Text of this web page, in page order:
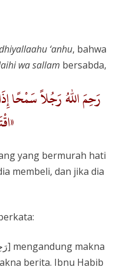
‘anhu, bahwa
wa sallam bersabda,
اقْتَضَى»
yang bermurah hati
membeli, dan jika dia
berita. Ibnu Habib